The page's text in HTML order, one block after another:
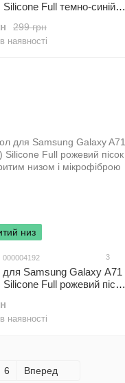
Silicone Full темно-синій з
299 грн
наявності
низ
000004192 3
для Samsung Galaxy A71
Silicone Full рожевий пісок
наявності
6 Вперед